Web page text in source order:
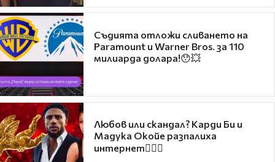
Съдията отложи сливането на
Paramount и Warner Bros. за 110
милиарда долара!😯💥
Любов или скандал? Карди Би и
Мадука Окойе разпалиха
интернет❤️‍🔥🔥